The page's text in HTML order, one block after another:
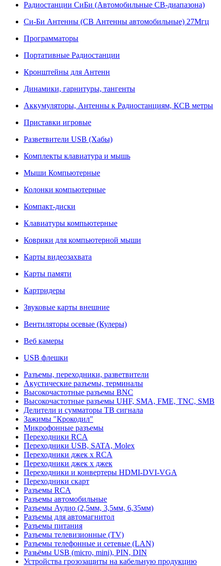
Радиостанции СиБи (Автомобильные СВ-диапазона)
Си-Би Антенны (СВ Антенны автомобильные) 27Мгц
Программаторы
Портативные Радиостанции
Кронштейны для Антенн
Динамики, гарнитуры, тангенты
Аккумуляторы, Антенны к Радиостанциям, КСВ метры
Приставки игровые
Разветвители USB (Хабы)
Комплекты клавиатура и мышь
Мыши Компьютерные
Колонки компьютерные
Компакт-диски
Клавиатуры компьютерные
Коврики для компьютерной мыши
Карты видеозахвата
Карты памяти
Картридеры
Звуковые карты внешние
Вентиляторы осевые (Кулеры)
Веб камеры
USB флешки
Разъемы, переходники, разветвители
Акустические разъемы, терминалы
Высокочастотные разъемы BNC
Высокочастотные разъемы UHF, SMA, FME, TNC, SMB
Делители и сумматоры ТВ сигнала
Зажимы "Крокодил"
Микрофонные разъемы
Переходники RCA
Переходники USB, SATA, Molex
Переходники джек х RCA
Переходники джек х джек
Переходники и конвертеры HDMI-DVI-VGA
Переходники скарт
Разъемы RCA
Разъемы автомобильные
Разъемы Аудио (2,5мм, 3,5мм, 6,35мм)
Разъемы для автомагнитол
Разъемы питания
Разъемы телевизионные (TV)
Разъемы телефонные и сетевые (LAN)
Разьёмы USB (micro, mini), PIN, DIN
Устройства грозозащиты на кабельную продукцию